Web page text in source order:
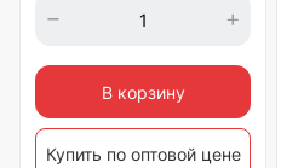
В корзину
Купить по оптовой цене